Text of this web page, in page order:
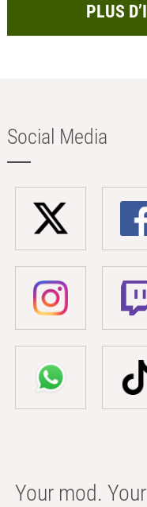
PLUS
Social Media
Your mod.